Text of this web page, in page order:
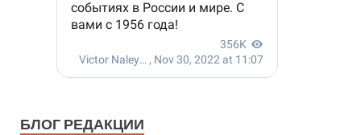
БЛОГ РЕДАКЦИИ